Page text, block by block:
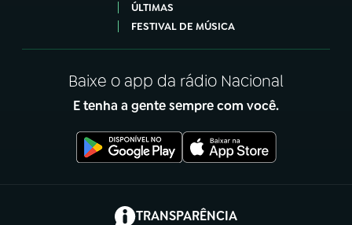
ÚLTIMAS
FESTIVAL DE MÚSICA
Baixe o app da rádio Nacional
E tenha a gente sempre com você.
TRANSPARÊNCIA
(abre em nova aba)